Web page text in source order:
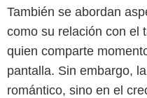
También se abordan
como su relación con el
quien comparte
pantalla. Sin embargo,
romántico, sino en el